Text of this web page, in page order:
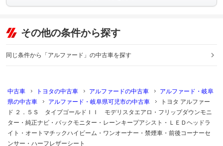
その他の条件から探す
同じ条件から「アルファード」の中古車を探す
中古車 トヨタの中古車 アルファードの中古車
アルファード・岐阜
県の中古車
アルファード・岐阜県可児市の中古車
トヨタ アルファー
ド ２．５Ｓ タイプゴールドＩＩ モデリスタエアロ・フリップダウンモニ
ター・純正ナビ・バックモニター・レーンキープアシスト・ＬＥＤヘッドラ
イト・オートマチックハイビーム・ワンオーナー・禁煙車・前後コーナーセ
ンサー・ハーフレザーシート